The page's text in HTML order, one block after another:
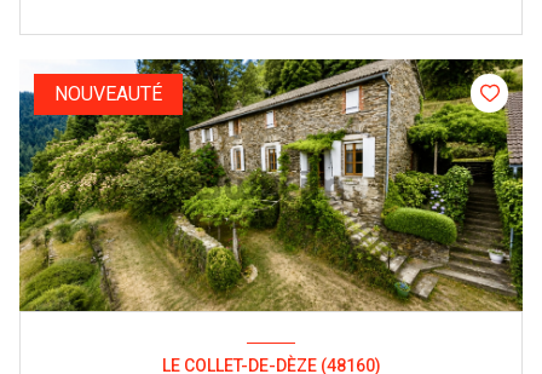
NOUVEAUTÉ
LE COLLET-DE-DÈZE (48160)